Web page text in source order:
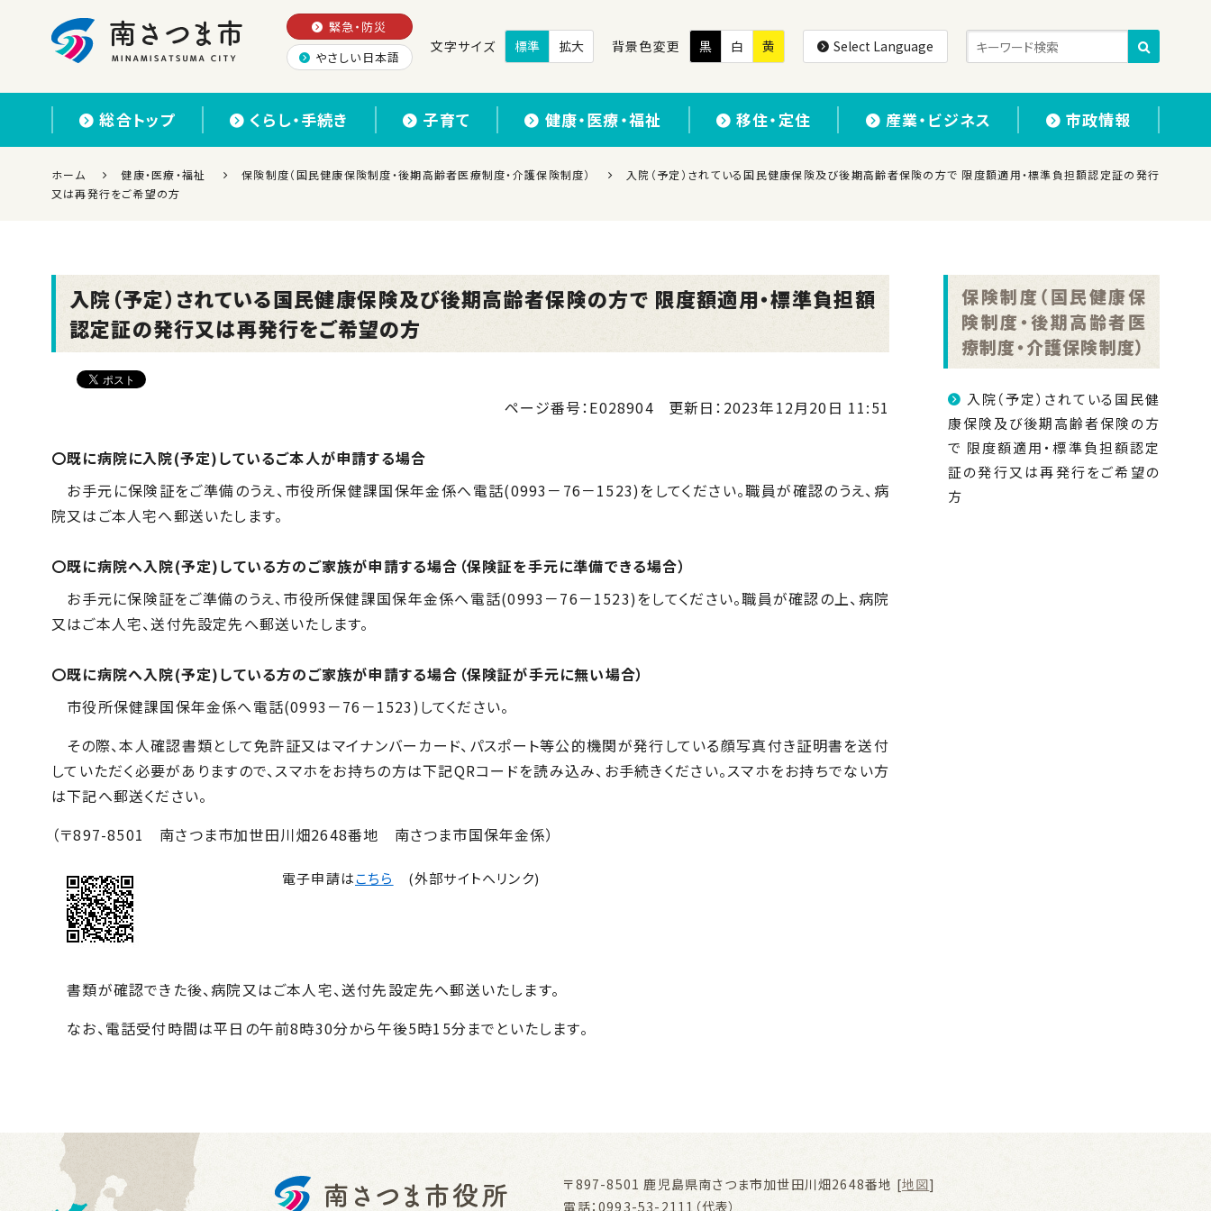
緊急・防災
やさしい日本語
文字サイズ 標準 拡大 背景色変更 黒 白 黄 Select Language
総合トップ くらし・手続き 子育て 健康・医療・福祉 移住・定住 産業・ビジネス 市政情報
ホーム 健康・医療・福祉 保険制度（国民健康保険制度・後期高齢者医療制度・介護保険制度）
入院（予定）されている国民健康保険及び後期高齢者保険の方で 限度額適用・標準負担額認定証の発行
又は再発行をご希望の方
入院（予定）されている国民健康保険及び後期高齢者保険の方で 限度額適用・標準負担額
認定証の発行又は再発行をご希望の方
ページ番号：E028904 更新日： 2023年12月20日 11:51
〇既に病院に入院(予定)しているご本人が申請する場合
お手元に保険証をご準備のうえ、市役所保健課国保年金係へ電話(0993－ 76－1523)をしてください。職員が確認のうえ、病
院又はご本人宅へ郵送いたします。
〇既に病院へ入院(予定)している方のご家族が申請する場合（保険証を手元に準備できる場合）
お手元に保険証をご準備のうえ、市役所保健課国保年金係へ電話(0993－76－1523)をしてください。職員が確認の上、病院
又はご本人宅、送付先設定先へ郵送いたします。
〇既に病院へ入院(予定)している方のご家族が申請する場合（保険証が手元に無い場合）
市役所保健課国保年金係へ電話(0993－76 －1523)してください。
その際、本人確認書類として免許証又はマイナンバーカード、パスポート等公的機関が発行している顔写真付き証明書を送付
していただく必要がありますので、スマホをお持ちの方は下記QRコードを読み込み、お手続きください。スマホをお持ちでない方
は下記へ郵送ください。
（〒897-8501 南さつま市加世田川畑2648番地 南さつま市国保年金係）
電子申請はこちら (外部サイトへリンク)
書類が確認できた後、病院又はご本人宅、送付先設定先へ郵送いたします。
なお、電話受付時間は平日の午前8時30分から午後5時15分までといたします。
保険制度（国民健康保
険制度・後期高齢者医
療制度・介護保険制度）
入院（予定）されている国民健
康保険及び後期高齢者保険の方
で 限度額適用・標準負担額認定
証の発行又は再発行をご希望の
方
〒897-8501鹿児島県南さつま市加世田川畑2648番地 [地図]
電話：0993-53-2111（代表）